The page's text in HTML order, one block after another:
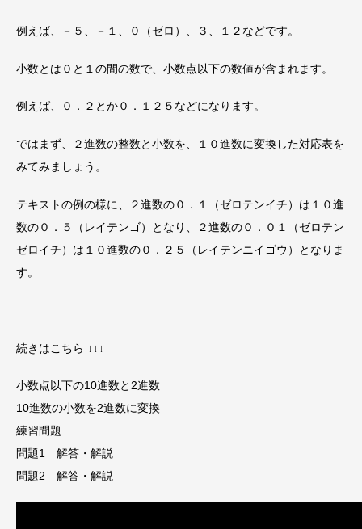
例えば、－５、－１、０（ゼロ）、３、１２などです。
小数とは０と１の間の数で、小数点以下の数値が含まれます。
例えば、０．２とか０．１２５などになります。
ではまず、２進数の整数と小数を、１０進数に変換した対応表を
みてみましょう。
テキストの例の様に、２進数の０．１（ゼロテンイチ）は１０進
数の０．５（レイテンゴ）となり、２進数の０．０１（ゼロテン
ゼロイチ）は１０進数の０．２５（レイテンニイゴウ）となりま
す。
続きはこちら ↓↓↓
小数点以下の10進数と2進数
10進数の小数を2進数に変換
練習問題
問題1 解答・解説
問題2 解答・解説